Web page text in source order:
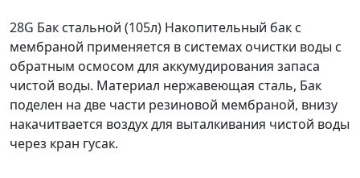
28G Бак стальной (105л) Накопительный бак с
мембраной применяется в системах очистки воды с
обратным осмосом для аккумудирования запаса
чистой воды. Материал нержавеющая сталь, Бак
поделен на две части резиновой мембраной, внизу
накачитвается воздух для выталкивания чистой воды
через кран гусак.